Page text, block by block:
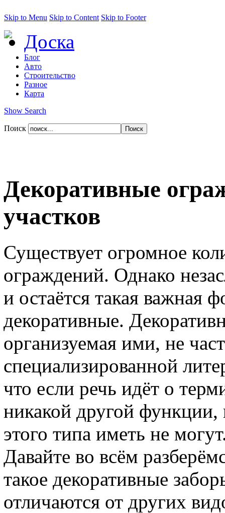
Skip to Menu Skip to Content Skip to Footer
Доска
Блог
Авто
Строительство
Разное
Карта
Show Search
Поиск
Декоративные
участков
Существует огромное
ограждений. Однако
и остаётся такая важная
декоративные.
организуемая ими, не
специализированной
что если речь идёт о
никакой другой функции,
этого типа иметь не
Давайте во всём
такое декоративные
отличаются от других